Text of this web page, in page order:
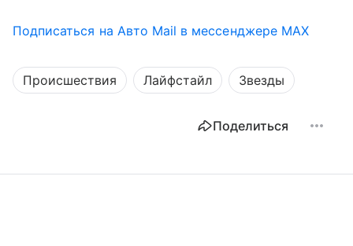
Подписаться на Авто Mail в мессенджере MAX
Происшествия Лайфстайл Звезды
Поделиться